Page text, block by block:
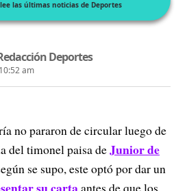
las últimas noticias de Deportes
Deportes
am
no pararon de circular luego de
del timonel paisa deJunior de
se supo, este optó por dar un
antes de que los